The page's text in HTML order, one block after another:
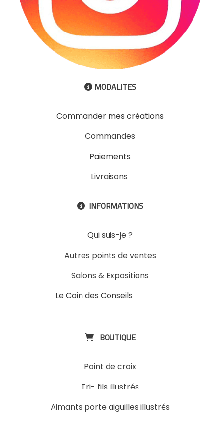
 MODALITES
Commander mes créations
Commandes
Paiements
Livraisons
 INFORMATIONS
Qui suis-je ?
Autres points de ventes
Salons & Expositions
Le Coin des Conseils
 BOUTIQUE
Point de croix
Tri- fils illustrés
Aimants porte aiguilles illustrés